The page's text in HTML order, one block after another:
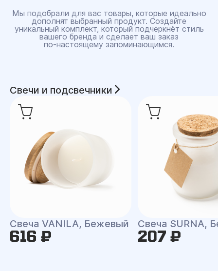
Мы подобрали для вас товары, которые идеально
дополнят выбранный продукт. Создайте
уникальный комплект, который подчеркнёт стиль
вашего бренда и сделает ваш заказ
по‑настоящему запоминающимся.
Свечи и подсвечники
Свеча VANILA, Бежевый
616 ₽
Свеча SURNA,
207 ₽